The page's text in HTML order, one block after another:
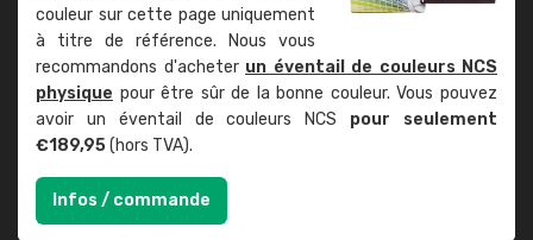
couleur sur cette page uniquement
à titre de référence. Nous vous
recommandons d'acheter un éventail de couleurs NCS
physique pour être sûr de la bonne couleur. Vous pouvez
avoir un éventail de couleurs NCS pour seulement
€189,95(hors TVA).
Infos / commande